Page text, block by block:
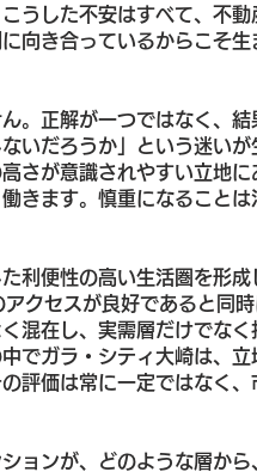
うした不安はすべて、不動
向き合っているからこそ
。正解が一つではなく、
いだろうか」という迷い
さが意識されやすい立地
きます。慎重になること
利便性の高い生活圏を形
クセスが良好であると同
混在し、実需層だけでな
でガラ・シティ大崎は、
評価は常に一定ではなく
ョンが、どのような層か